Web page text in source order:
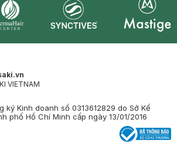
VIETNAM
ký Kinh doanh số 0313612829 do Sở Kế
phố Hồ Chí Minh cấp ngày 13/01/2016